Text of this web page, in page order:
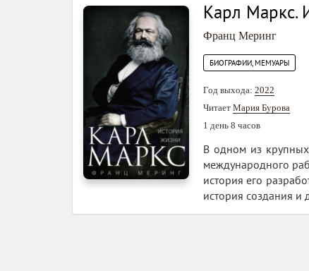
Карл Маркс.
Франц Меринг
БИОГРАФИИ, МЕМУАРЫ
Год выхода: 2022
Читает Мария Бурова
1 день 8 часов
В одном из
международного
история его
история создания и